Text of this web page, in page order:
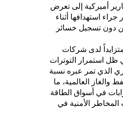
أميركية إلى تعرض
استهدافها أثناء
دون تسجيل خسائر
لدى شركات
ظل استمرار التوترات
الذي تمر عبره نسبة
والغاز العالمية، ما
في أسواق الطاقة
المخاطر الأمنية في